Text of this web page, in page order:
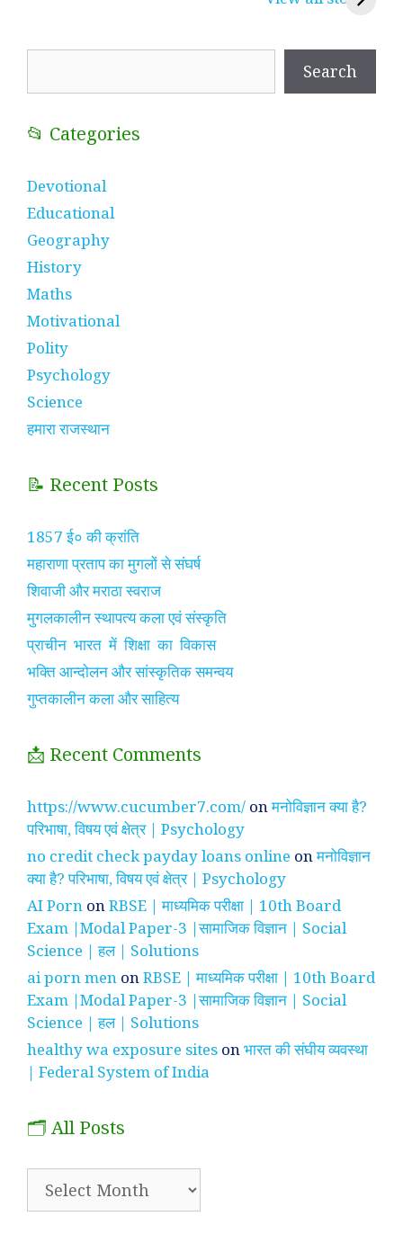
Search
📂 Categories
Devotional
Educational
Geography
History
Maths
Motivational
Polity
Psychology
Science
हमारा राजस्थान
📝 Recent Posts
1857 ई० की क्रांति
महाराणा प्रताप का मुगलों से संघर्ष
शिवाजी और मराठा स्वराज
मुगलकालीन स्थापत्य कला एवं संस्कृति
प्राचीन भारत में शिक्षा का विकास
भक्ति आन्दोलन और सांस्कृतिक समन्वय
गुप्तकालीन कला और साहित्य
📩 Recent Comments
https://www.cucumber7.com/ onमनोविज्ञान क्या है?
परिभाषा, विषय एवं क्षेत्र | Psychology
no credit check payday loans online onमनोविज्ञान
क्या है? परिभाषा, विषय एवं क्षेत्र | Psychology
AI Porn onRBSE | माध्यमिक परीक्षा | 10th Board
Exam |Modal Paper-3 |सामाजिक विज्ञान | Social
Science | हल | Solutions
ai porn men onRBSE | माध्यमिक परीक्षा | 10th Board
Exam |Modal Paper-3 |सामाजिक विज्ञान | Social
Science | हल | Solutions
healthy wa exposure sites onभारत की संघीय व्यवस्था
| Federal System of India
🗂️ All Posts